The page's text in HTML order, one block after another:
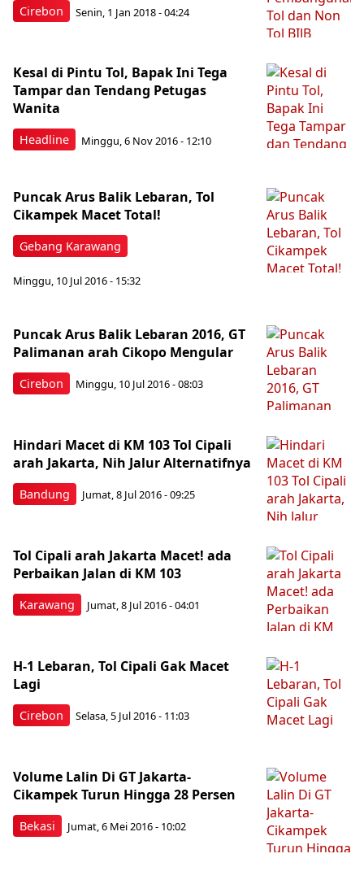
Cirebon Senin, 1 Jan 2018 - 04:24
Headline
Kesal di Pintu Tol, Bapak Ini Tega
Tampar dan Tendang Petugas
Wanita
Minggu, 6 Nov 2016 - 12:10
Gebang Karawang
Puncak Arus Balik Lebaran, Tol
Cikampek Macet Total!
Minggu, 10 Jul 2016 - 15:32
Cirebon
Puncak Arus Balik Lebaran 2016, GT
Palimanan arah Cikopo Mengular
Minggu, 10 Jul 2016 - 08:03
Bandung
Hindari Macet di KM 103 Tol Cipali
arah Jakarta, Nih Jalur Alternatifnya
Jumat, 8 Jul 2016 - 09:25
Karawang
Tol Cipali arah Jakarta Macet! ada
Perbaikan Jalan di KM 103
Jumat, 8 Jul 2016 - 04:01
Cirebon
H-1 Lebaran, Tol Cipali Gak Macet
Lagi
Selasa, 5 Jul 2016 - 11:03
Bekasi
Volume Lalin Di GT Jakarta-
Cikampek Turun Hingga 28 Persen
Jumat, 6 Mei 2016 - 10:02